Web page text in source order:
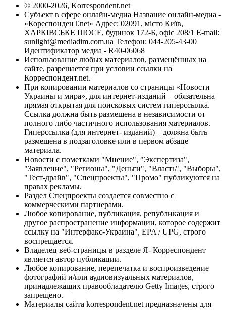
© 2000-2026, Korrespondent.net
Субъект в сфере онлайн-медиа Название онлайн-медиа -
«КореспонденТ.net» Адрес: 02091, місто Київ,
ХАРКІВСЬКЕ ШОСЕ, будинок 172-Б, офіс 208/1 E-mail:
sunlight@mediadim.com.ua Телефон: 044-205-43-00
Идентификатор медиа - R40-06068
Использование любых материалов, размещённых на
сайте, разрешается при условии ссылки на
Корреспондент.net.
При копировании материалов со страницы «Новости
Украины и мира», для интернет-изданий – обязательна
прямая открытая для поисковых систем гиперссылка.
Ссылка должна быть размещена в независимости от
полного либо частичного использования материалов.
Гиперссылка (для интернет- изданий) – должна быть
размещена в подзаголовке или в первом абзаце
материала.
Новости с пометками "Мнение", "Экспертиза",
"Заявление", "Регионы", "Деньги", "Власть", "Выборы",
"Тест-драйв", "Спецпроекты", "Промо" публикуются на
правах рекламы.
Раздел Спецпроекты создается совместно с
коммерческими партнерами.
Любое копирование, публикация, републикация и
другое распространение информации, которое содержит
ссылку на "Интерфакс-Украина", EPA / UPG, строго
воспрещается.
Владелец веб-страницы в разделе Я- Корреспондент
является автор публикации.
Любое копирование, перепечатка и воспроизведение
фотографий и/или аудиовизуальных материалов,
принадлежащих правообладателю Getty Images, строго
запрещено.
Материалы сайта korrespondent.net предназначены для